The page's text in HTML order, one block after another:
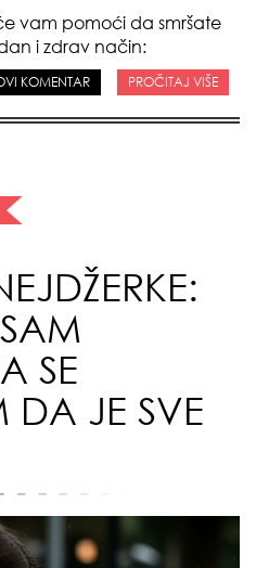
vam pomoći da smršate
i zdrav način:
KOMENTAR PROČITAJ VIŠE
SE
DA JE SVE